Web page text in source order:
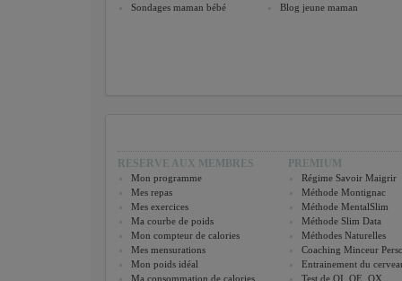
Sondages maman bébé
Blog jeune maman
RESERVE AUX MEMBRES
Mon programme
Mes repas
Mes exercices
Ma courbe de poids
Mon compteur de calories
Mes mensurations
Mon poids idéal
Ma consommation de calories
PREMIUM
Régime Savoir Maigrir
Méthode Montignac
Méthode MentalSlim
Méthode Slim Data
Méthodes Naturelles
Coaching Minceur
Entrainement du
Test de QI ,QE ,QX